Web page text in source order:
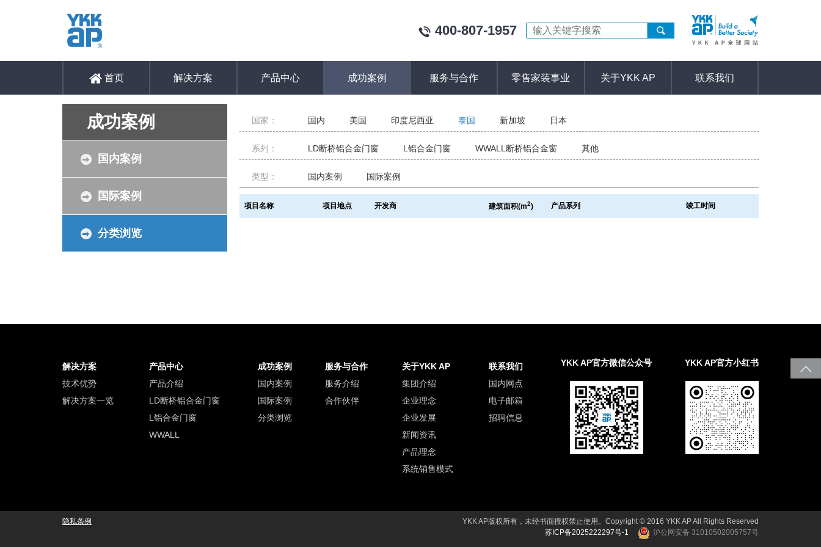
400-807-1957
首页 解决方案 产品中心 成功案例 服务与合作 零售家装事业 关于YKK AP 联系我们
成功案例
国内案例
国际案例
分类浏览
国家： 国内 美国 印度尼西亚 泰国 新加坡 日本
系列： LD断桥铝合金门窗 L铝合金门窗 WWALL断桥铝合金窗 其他
类型： 国内案例 国际案例
项目名称 项目地点 开发商 建筑面积(m2) 产品系列 竣工时间
解决方案 产品中心 成功案例 服务与合作 关于YKK AP
联系我们
技术优势
产品介绍 国内案例 服务介绍 集团介绍
国内网点
解决方案一览
LD断桥铝合金门窗 国际案例 合作伙伴 企业理念
电子邮箱
L铝合金门窗
分类浏览 企业发展
招聘信息
WWALL
新闻资讯
产品理念
系统销售模式
YKK AP官方微信公众号 YKK AP官方小红书
隐私条例
YKK AP版权所有，未经书面授权禁止使用。Copyright © 2016 YKK AP All Rights Reserved
苏ICP备2025222297号-1
沪公网安备 31010502005757号